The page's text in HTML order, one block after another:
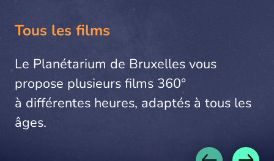
Tous les films
Le Planétarium de Bruxelles vous
propose plusieurs films 360°
à différentes heures, adaptés à tous les
âges.